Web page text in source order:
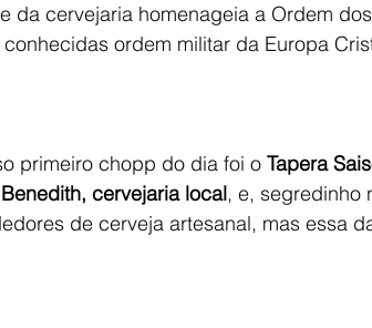
da cervejaria homenageia a Ordem
ordem militar da Europa
primeiro chopp do dia foi o Tapera
cervejaria local, e, segredinho
de cerveja artesanal, mas essa